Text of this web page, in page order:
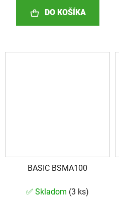
DO KOŠÍKA
BASIC BSMA100
✅ Skladom (3 ks)